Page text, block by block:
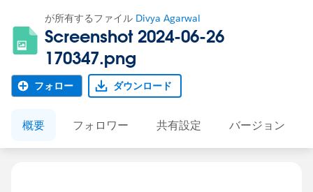
が所有するファイル Divya Agarwal
Screenshot 2024-06-26
170347.png
フォロー ダウンロード
概要 フォロワー 共有設定 バージョン